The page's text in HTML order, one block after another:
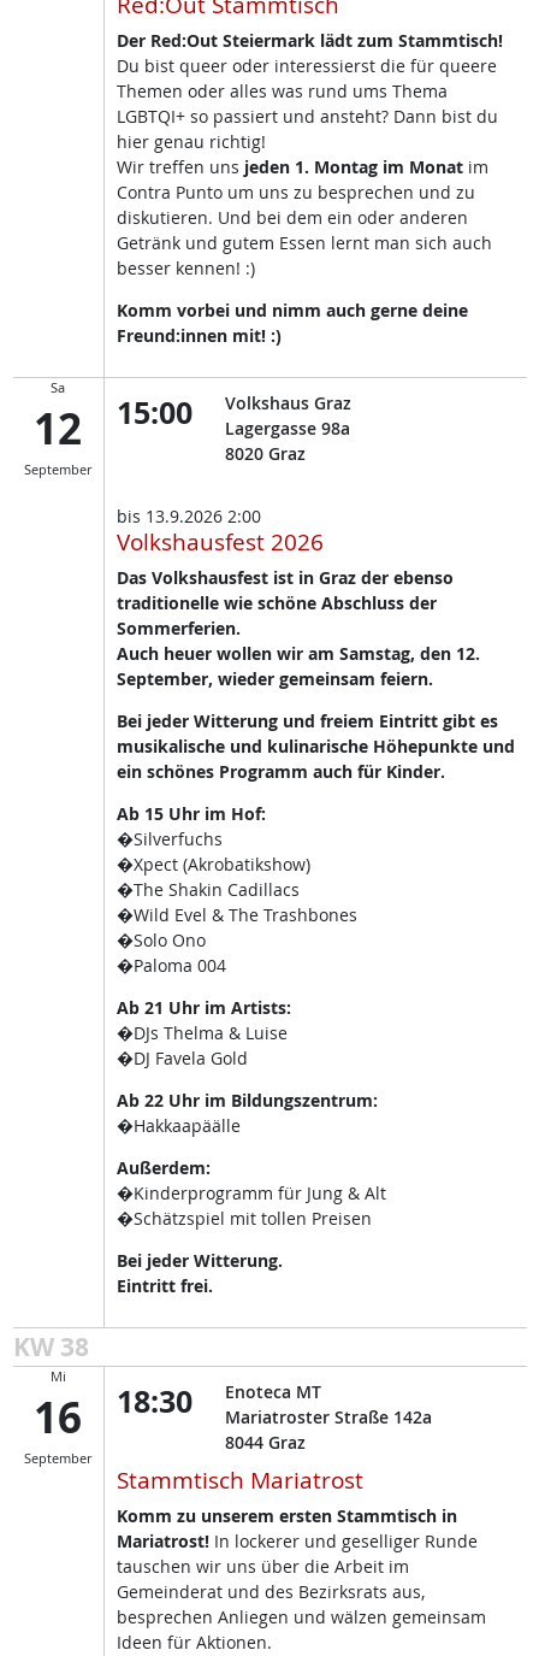
Der Red:Out Steiermark lädt zum Stammtisch!
Du bist queer oder interessierst die für queere
Themen oder alles was rund ums Thema
LGBTQI+ so passiert und ansteht? Dann bist du
hier genau richtig!
Wir treffen uns jeden 1. Montag im Monat im
Contra Punto um uns zu besprechen und zu
diskutieren. Und bei dem ein oder anderen
Getränk und gutem Essen lernt man sich auch
besser kennen! :)
Komm vorbei und nimm auch gerne deine
Freund:innen mit! :)
Sa
12
September
15:00
Volkshaus Graz
Lagergasse 98a
8020 Graz
bis 13.9.2026 2:00
Volkshausfest 2026
Das Volkshausfest ist in Graz der ebenso
traditionelle wie schöne Abschluss der
Sommerferien.
Auch heuer wollen wir am Samstag, den 12.
September, wieder gemeinsam feiern.
Bei jeder Witterung und freiem Eintritt gibt es
musikalische und kulinarische Höhepunkte und
ein schönes Programm auch für Kinder.
Ab 15 Uhr im Hof:
�Silverfuchs
�Xpect (Akrobatikshow)
�The Shakin Cadillacs
�Wild Evel & The Trashbones
�Solo Ono
�Paloma 004
Ab 21 Uhr im Artists:
�DJs Thelma & Luise
�DJ Favela Gold
Ab 22 Uhr im Bildungszentrum:
�Hakkaapäälle
Außerdem:
�Kinderprogramm für Jung & Alt
�Schätzspiel mit tollen Preisen
Bei jeder Witterung.
Eintritt frei.
KW 38
Mi
16
September
18:30
Enoteca MT
Mariatroster Straße 142a
8044 Graz
Stammtisch Mariatrost
Komm zu unserem ersten Stammtisch in
Mariatrost!In lockerer und geselliger Runde
tauschen wir uns über die Arbeit im
Gemeinderat und des Bezirksrats aus,
besprechen Anliegen und wälzen gemeinsam
Ideen für Aktionen.